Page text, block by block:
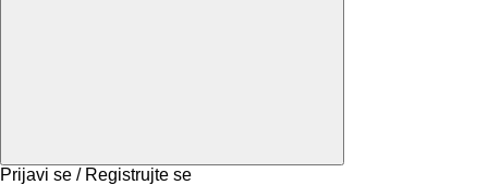
Prijavi se / Registrujte se